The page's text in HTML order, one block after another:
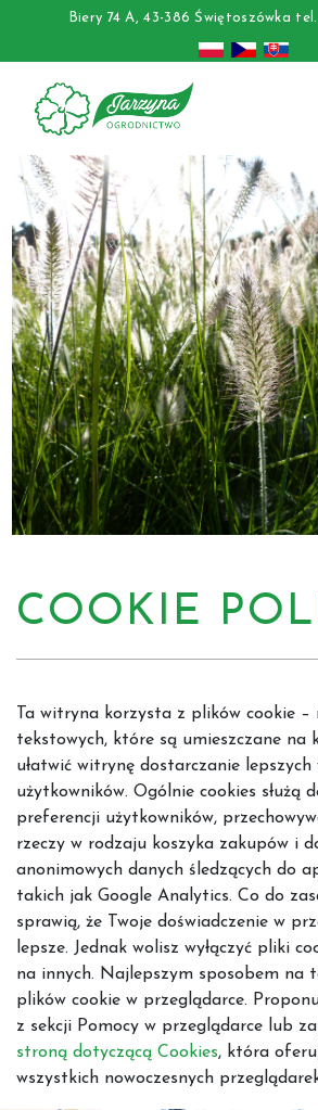
Biery 74 A, 43-386 Świętoszówka
COOKIE
Ta witryna korzysta z plików cookie –
tekstowych, które są umieszczane na
ułatwić witrynę dostarczanie lepszych
użytkowników. Ogólnie cookies służą
preferencji użytkowników,
rzeczy w rodzaju koszyka zakupów i
anonimowych danych śledzących do
takich jak Google Analytics. Co do
sprawią, że Twoje doświadczenie w
lepsze. Jednak wolisz wyłączyć pliki
na innych. Najlepszym sposobem na
plików cookie w przeglądarce.
z sekcji Pomocy w przeglądarce lub
stroną dotyczącą Cookies, która
wszystkich nowoczesnych